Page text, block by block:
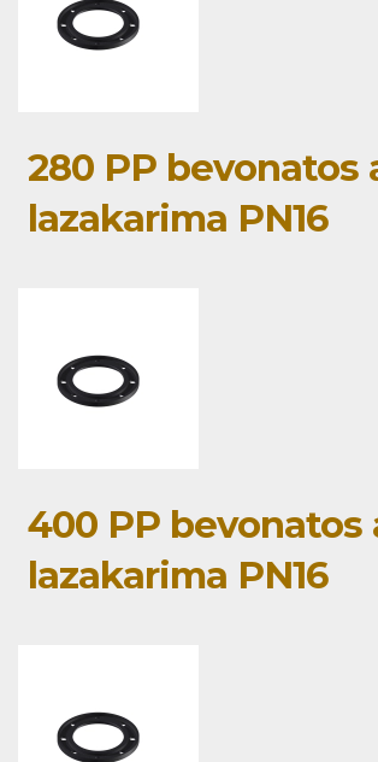
280 PP bevonatos
lazakarima PN16
400 PP bevonatos
lazakarima PN16